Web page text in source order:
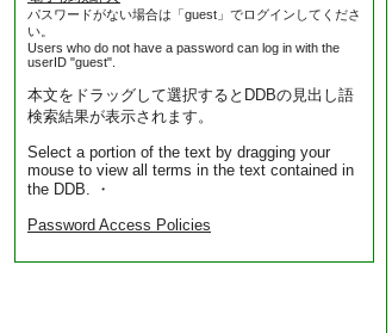
パスワードがない場合は「guest」でログインしてくださ
い。
Users who do not have a password can log in with the
userID "guest".
本文をドラッグして選択するとDDBの見出し語
検索結果が表示されます。
Select a portion of the text by dragging your
mouse to view all terms in the text contained in
the DDB. ・
Password Access Policies